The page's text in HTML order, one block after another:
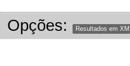
Opções: Resultados em XML